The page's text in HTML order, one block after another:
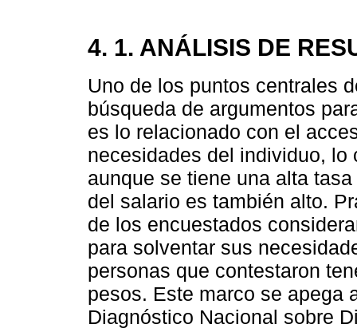
4. 1. ANÁLISIS DE
Uno de los puntos centrales
búsqueda de argumentos
es lo relacionado con el
necesidades del individuo, lo
aunque se tiene una alta
del salario es también alto.
de los encuestados
para solventar sus
personas que contestaron
pesos. Este marco se apega
Diagnóstico Nacional sobre